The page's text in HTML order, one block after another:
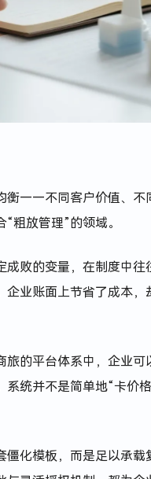
衡——不同客户价值、不
粗放管理”的领域。
败的变量，在制度中
业账面上节省了成本
的平台体系中，企业
统并不是简单地“卡价
化模板，而是足以承